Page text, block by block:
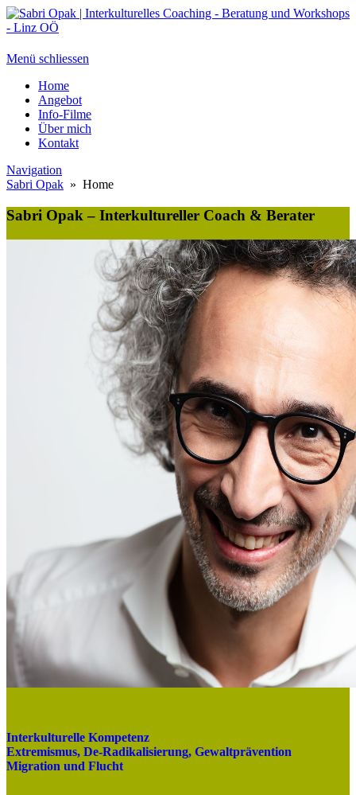
Menü schliessen
Home
Angebot
Info-Filme
Über mich
Kontakt
Navigation
Sabri Opak » Home
Sabri Opak – Interkultureller Coach & Berater
Interkulturelle Kompetenz
Extremismus, De-Radikalisierung, Gewaltprävention
Migration und Flucht